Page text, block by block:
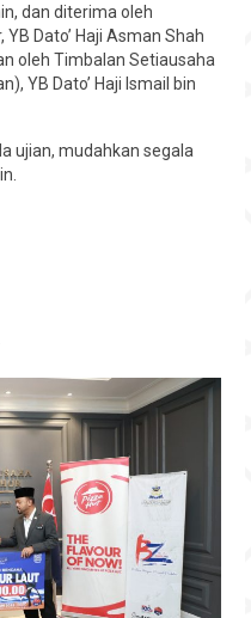
dan diterima oleh
Dato’ Haji Asman Shah
oleh Timbalan Setiausaha
YB Dato’ Haji Ismail bin
ujian, mudahkan segala